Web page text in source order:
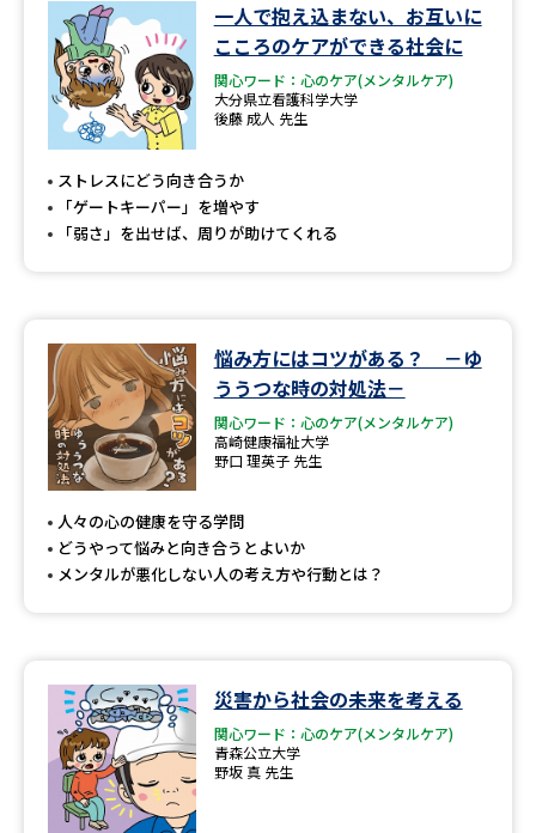
一人で抱え込まない、お互いに
こころのケアができる社会に
関心ワード：心のケア(メンタルケア)
大分県立看護科学大学
後藤 成人 先生
ストレスにどう向き合うか
「ゲートキーパー」を増やす
「弱さ」を出せば、周りが助けてくれる
悩み方にはコツがある？ －ゆ
ううつな時の対処法－
関心ワード：心のケア(メンタルケア)
高崎健康福祉大学
野口 理英子 先生
人々の心の健康を守る学問
どうやって悩みと向き合うとよいか
メンタルが悪化しない人の考え方や行動とは？
災害から社会の未来を考える
関心ワード：心のケア(メンタルケア)
青森公立大学
野坂 真 先生